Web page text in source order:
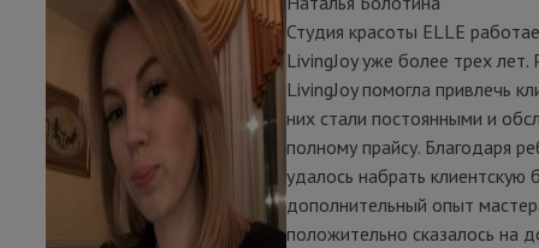
Студия красоты ELLE
LivingJoy уже более трех лет.
LivingJoy помогла привлечь
них стали постоянными и
полному прайсу. Благодаря
удалось набрать клиентскую
дополнительный опыт
положительно сказалось на